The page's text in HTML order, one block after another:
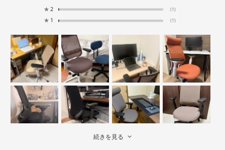
★ 2 (1)
★ 1 (1)
続きを見る